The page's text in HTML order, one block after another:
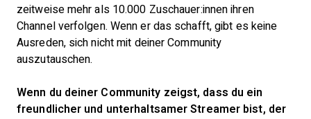
zeitweise mehr als 10.000 Zuschauer:innen ihren
Channel verfolgen. Wenn er das schafft, gibt es keine
Ausreden, sich nicht mit deiner Community
auszutauschen.
Wenn du deiner Community zeigst, dass du ein
freundlicher und unterhaltsamer Streamer bist, der